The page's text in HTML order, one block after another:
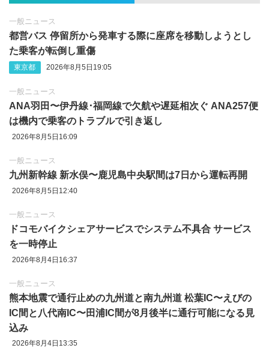
一般ニュース
都営バス 停留所から発車する際に座席を移動しようとし
た乗客が転倒し重傷
東京都 2026年8月5日19:05
一般ニュース
ANA羽田〜伊丹線･福岡線で欠航や遅延相次ぐ ANA257便
は機内で乗客のトラブルで引き返し
2026年8月5日16:09
一般ニュース
九州新幹線 新水俣〜鹿児島中央駅間は7日から運転再開
2026年8月5日12:40
一般ニュース
ドコモバイクシェアサービスでシステム不具合 サービス
を一時停止
2026年8月4日16:37
一般ニュース
熊本地震で通行止めの九州道と南九州道 松葉IC〜えびの
IC間と八代南IC〜田浦IC間が8月後半に通行可能になる見
込み
2026年8月4日13:35